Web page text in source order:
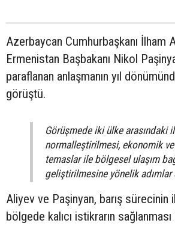
Azerbaycan Cumhurbaşkanı İlham
Ermenistan Başbakanı Nikol
paraflanan anlaşmanın yıl
görüştü.
Görüşmede iki ülke arasındaki
normalleştirilmesi, ekonomik
temaslar ile bölgesel ulaşım
geliştirilmesine yönelik adımlar
Aliyev ve Paşinyan, barış
bölgede kalıcı istikrarın sağlanması